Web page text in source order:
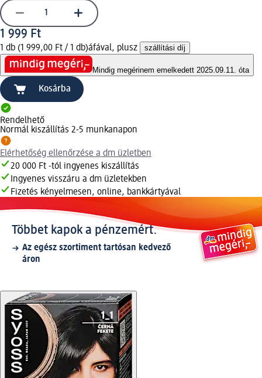
1 999 Ft
1 db (1 999,00 Ft / 1 db)áfával, plusz szállítási díj
Mindig megérinem emelkedett 2025.09.11. óta
Kosárba
Rendelhető
Normál kiszállítás 2-5 munkanapon
Elérhetőség ellenőrzése a dm üzletben
20 000 Ft -tól ingyenes kiszállítás
Ingyenes visszáru a dm üzletekben
Fizetés kényelmesen, online, bankkártyával
Többet kapok a pénzemért.
Az egész szortiment tartósan kedvező
áron